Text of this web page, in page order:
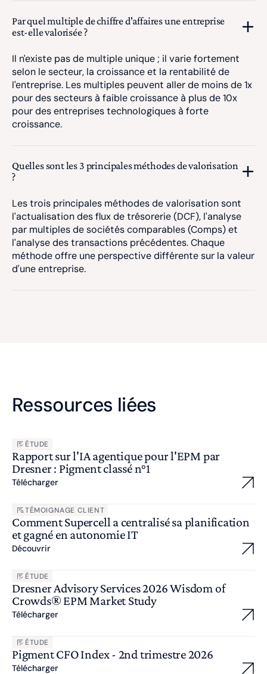
Par quel multiple de chiffre d'affaires une entreprise
est-elle valorisée ?
Il n'existe pas de multiple unique ; il varie fortement
selon le secteur, la croissance et la rentabilité de
l'entreprise. Les multiples peuvent aller de moins de 1x
pour des secteurs à faible croissance à plus de 10x
pour des entreprises technologiques à forte
croissance.
Quelles sont les 3 principales méthodes de valorisation
?
Les trois principales méthodes de valorisation sont
l'actualisation des flux de trésorerie (DCF), l'analyse
par multiples de sociétés comparables (Comps) et
l'analyse des transactions précédentes. Chaque
méthode offre une perspective différente sur la valeur
d'une entreprise.
Ressources liées
ÉTUDE
Rapport sur l'IA agentique pour l'EPM par
Dresner : Pigment classé n°1
Télécharger
TÉMOIGNAGE CLIENT
Comment Supercell a centralisé sa planification
et gagné en autonomie IT
Découvrir
ÉTUDE
Dresner Advisory Services 2026 Wisdom of
Crowds® EPM Market Study
Télécharger
ÉTUDE
Pigment CFO Index - 2nd trimestre 2026
Télécharger